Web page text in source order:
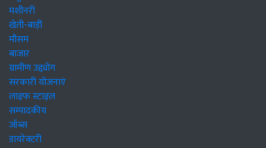
मशीनरी
खेती-बाड़ी
मौसम
बाजार
ग्रामीण उद्द्योग
सरकारी योजनाएं
लाइफ स्टाइल
सम्पादकीय
जॉब्स
डायरेक्टरी